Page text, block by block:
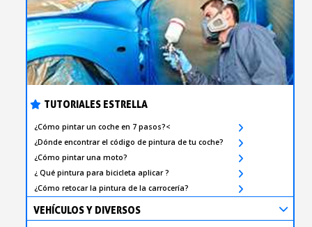
TUTORIALES ESTRELLA
¿Cómo pintar un coche en 7 pasos?<
¿Dónde encontrar el código de pintura de tu coche?
¿Cómo pintar una moto?
¿ Qué pintura para bicicleta aplicar ?
¿Cómo retocar la pintura de la carrocería?
VEHÍCULOS Y DIVERSOS